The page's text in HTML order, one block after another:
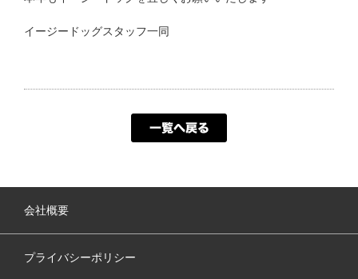
イージードッグスタッフ一同
会社概要
プライバシーポリシー